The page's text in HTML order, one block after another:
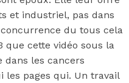
et industriel, pas dans
du tous cela
que cette vidéo sous la
dans les cancers
les pages qui. Un travail